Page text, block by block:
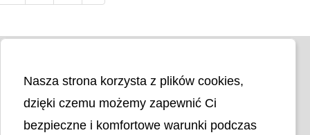
Nasza strona korzysta z plików cookies,
dzięki czemu możemy zapewnić Ci
bezpieczne i komfortowe warunki podczas